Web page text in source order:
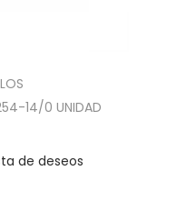
14/0 UNIDAD
de deseos